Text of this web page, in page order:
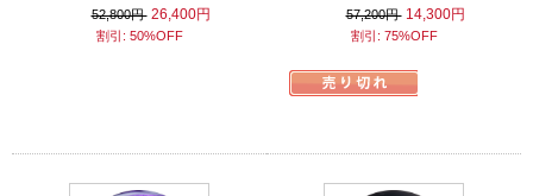
52,800円 26,400円
割引: 50%OFF
57,200円 14,300円
割引: 75%OFF